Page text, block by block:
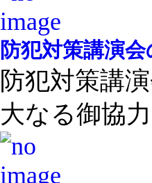
防犯対策講演
防犯対策講
大なる御協